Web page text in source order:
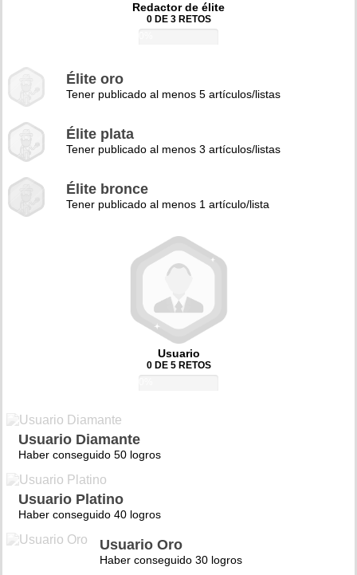
Redactor de élite
0 DE 3 RETOS
Élite oro
Tener publicado al menos 5 artículos/listas
Élite plata
Tener publicado al menos 3 artículos/listas
Élite bronce
Tener publicado al menos 1 artículo/lista
Usuario
0 DE 5 RETOS
Usuario Diamante
Haber conseguido 50 logros
Usuario Platino
Haber conseguido 40 logros
Usuario Oro
Haber conseguido 30 logros